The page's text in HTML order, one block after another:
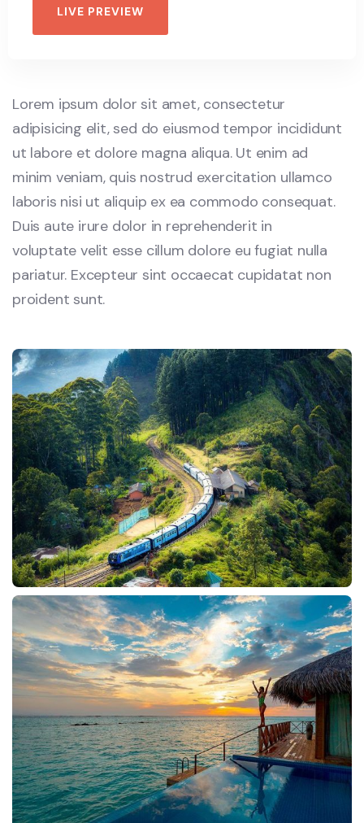
LIVE PREVIEW
Lorem ipsum dolor sit amet, consectetur
adipisicing elit, sed do eiusmod tempor incididunt
ut labore et dolore magna aliqua. Ut enim ad
minim veniam, quis nostrud exercitation ullamco
laboris nisi ut aliquip ex ea commodo consequat.
Duis aute irure dolor in reprehenderit in
voluptate velit esse cillum dolore eu fugiat nulla
pariatur. Excepteur sint occaecat cupidatat non
proident sunt.